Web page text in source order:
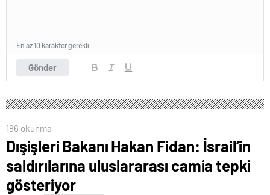
Gönder
En az 10 karakter gerekli
186 okunma
Dışişleri Bakanı Hakan Fidan: İsrail’in
saldırılarına uluslararası camia tepki
gösteriyor